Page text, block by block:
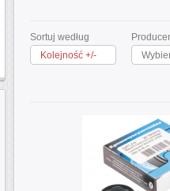
Sortuj według
Kolejność +/-